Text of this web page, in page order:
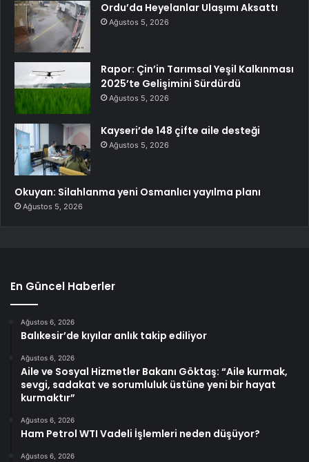
Ordu’da Heyelanlar Ulaşımı Aksattı
Ağustos 5, 2026
Rapor: Çin’in Tarımsal Yeşil Kalkınması
2025’te Gelişimini Sürdürdü
Ağustos 5, 2026
Kayseri’de 148 çifte aile desteği
Ağustos 5, 2026
Okuyan: Silahlanma yeni Osmanlıcı yayılma planı
Ağustos 5, 2026
En Güncel Haberler
Ağustos 6, 2026
Balıkesir’de kıyılar anlık takip ediliyor
Ağustos 6, 2026
Aile ve Sosyal Hizmetler Bakanı Göktaş: “Aile kurmak,
sevgi, sadakat ve sorumluluk üstüne yeni bir hayat
kurmaktır”
Ağustos 6, 2026
Ham Petrol WTI Vadeli İşlemleri neden düşüyor?
Ağustos 6, 2026